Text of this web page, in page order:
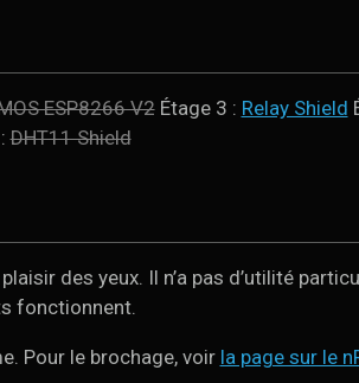
ESP8266 V2Étage 3 : Relay Shield
:DHT11 Shield
des yeux. Il n’a pas d’utilité
fonctionnent.
Pour le brochage, voir la page sur le